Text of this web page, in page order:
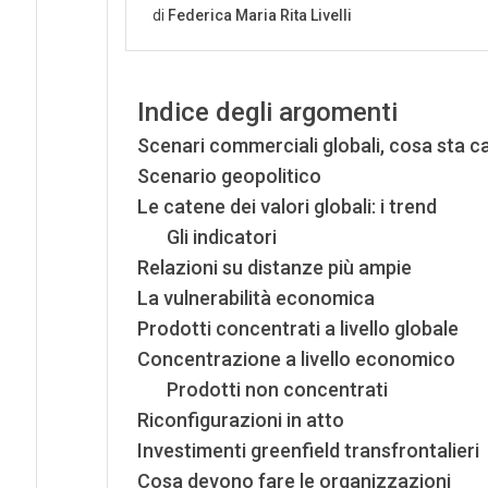
Indice degli argomenti
Scenari commerciali globali, cosa sta
Scenario geopolitico
Le catene dei valori globali: i trend
Gli indicatori
Relazioni su distanze più ampie
La vulnerabilità economica
Prodotti concentrati a livello globale
Concentrazione a livello economico
Prodotti non concentrati
Riconfigurazioni in atto
Investimenti greenfield transfrontalieri
Cosa devono fare le organizzazioni